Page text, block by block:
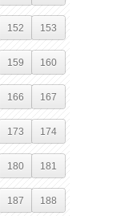
152 153
159 160
166 167
173 174
180 181
187 188